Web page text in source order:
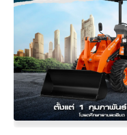
Mini-excavator
Mini-excavator
Wheel Loader
Agricultural Innovation
Drone
Materials
Join the Network
Contact
4 Core Pillars of
Asian Leader with
International
Background
Export Products
International
International Service
Job Positions
Internship Program
Employee Welfare
News & Activity
Corporate News
News & Social Activity
TVC
Social Activities
Online
Customer Service
Leasing
KUBOTA Store